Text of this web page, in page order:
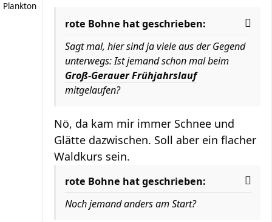
Plankton
rote Bohne hat geschrieben:
Sagt mal, hier sind ja viele aus der Gegend
unterwegs: Ist jemand schon mal beim
Groß-Gerauer Frühjahrslauf
mitgelaufen?
Nö, da kam mir immer Schnee und
Glätte dazwischen. Soll aber ein flacher
Waldkurs sein.
rote Bohne hat geschrieben:
Noch jemand anders am Start?